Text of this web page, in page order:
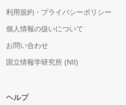
利用規約・プライバシーポリシー
個人情報の扱いについて
お問い合わせ
国立情報学研究所 (NII)
ヘルプ